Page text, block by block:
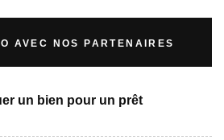
AVEC NOS PARTENAIRES
un bien pour un prêt